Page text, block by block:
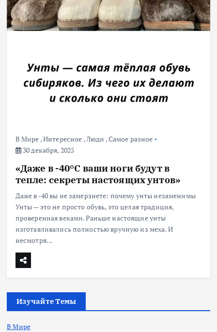
В Мире ,Интересное ,Люди ,Самое разное
30 декабря, 2025
«Даже в -40°C ваши ноги будут в
тепле: секреты настоящих унтов»
Даже в -40 вы не замерзнете: почему унты незаменимы
Унты — это не просто обувь, это целая традиция,
проверенная веками. Раньше настоящие унты
изготавливались полностью вручную из меха. И
несмотря…
Изучайте Темы
В Мире